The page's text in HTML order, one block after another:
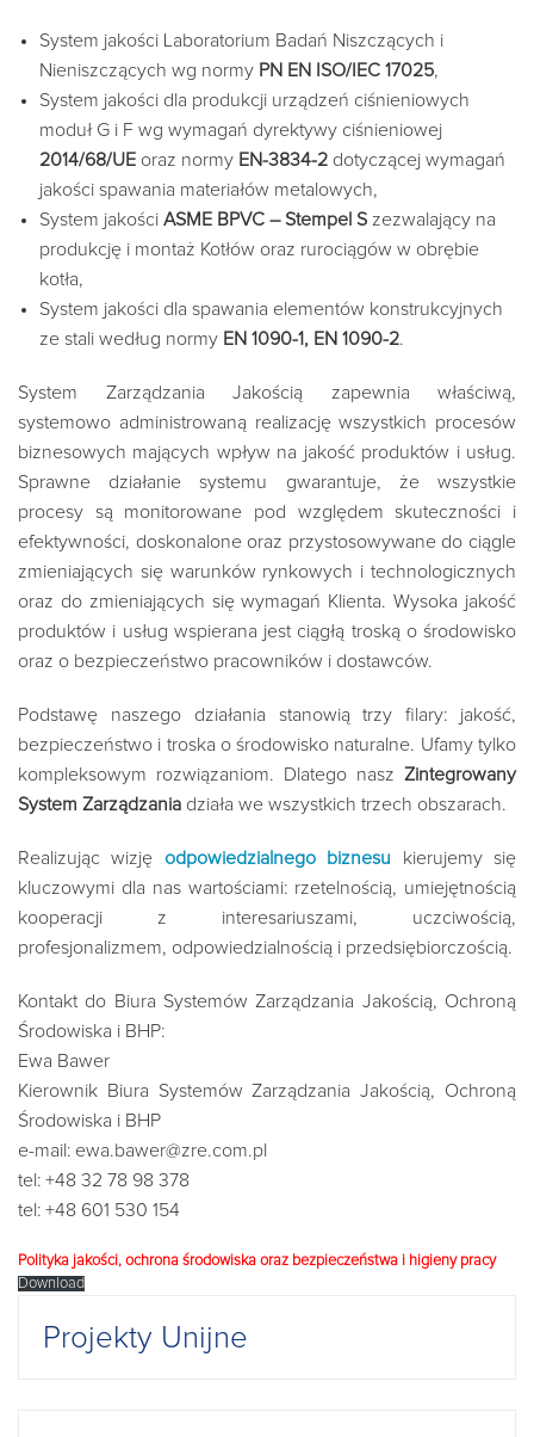
System jakości Laboratorium Badań Niszczących i
Nieniszczących wg normy PN EN ISO/IEC 17025,
System jakości dla produkcji urządzeń ciśnieniowych
moduł G i F wg wymagań dyrektywy ciśnieniowej
2014/68/UEoraz normy EN-3834-2dotyczącej wymagań
jakości spawania materiałów metalowych,
System jakości ASME BPVC – Stempel S zezwalający na
produkcję i montaż Kotłów oraz rurociągów w obrębie
kotła,
System jakości dla spawania elementów konstrukcyjnych
ze stali według normy EN 1090-1, EN 1090-2.
System Zarządzania Jakością zapewnia właściwą,
systemowo administrowaną realizację wszystkich procesów
biznesowych mających wpływ na jakość produktów i usług.
Sprawne działanie systemu gwarantuje, że wszystkie
procesy są monitorowane pod względem skuteczności i
efektywności, doskonalone oraz przystosowywane do ciągle
zmieniających się warunków rynkowych i technologicznych
oraz do zmieniających się wymagań Klienta. Wysoka jakość
produktów i usług wspierana jest ciągłą troską o środowisko
oraz o bezpieczeństwo pracowników i dostawców.
Podstawę naszego działania stanowią trzy filary: jakość,
bezpieczeństwo i troska o środowisko naturalne. Ufamy tylko
kompleksowym rozwiązaniom. Dlatego nasz Zintegrowany
System Zarządzania działa we wszystkich trzech obszarach.
Realizując wizję odpowiedzialnego biznesu kierujemy się
kluczowymi dla nas wartościami: rzetelnością, umiejętnością
kooperacji z interesariuszami, uczciwością,
profesjonalizmem, odpowiedzialnością i przedsiębiorczością.
Kontakt do Biura Systemów Zarządzania Jakością, Ochroną
Środowiska i BHP:
Ewa Bawer
Kierownik Biura Systemów Zarządzania Jakością, Ochroną
Środowiska i BHP
e-mail: ewa.bawer@zre.com.pl
tel: +48 32 78 98 378
tel: +48 601 530 154
Polityka jakości, ochrona środowiska oraz bezpieczeństwa i higieny pracy
Download
Projekty Unijne